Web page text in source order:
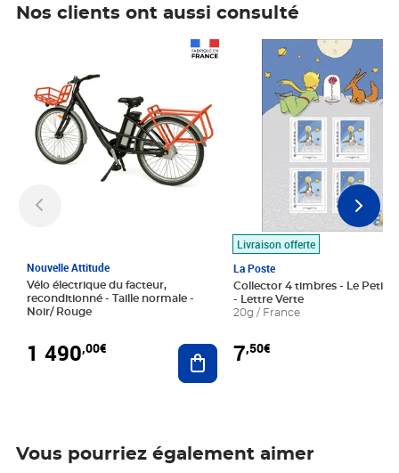
Nos clients ont aussi consulté
Nouvelle Attitude
Vélo électrique du facteur,
reconditionné - Taille normale -
Noir/ Rouge
1 490,00€ Ajouter au panier
Livraison offerte
La Poste
Collector 4 timbres - Le Petit
- Lettre Verte
20g / France
7,50€
Prix 7,50€
Vous pourriez également aimer